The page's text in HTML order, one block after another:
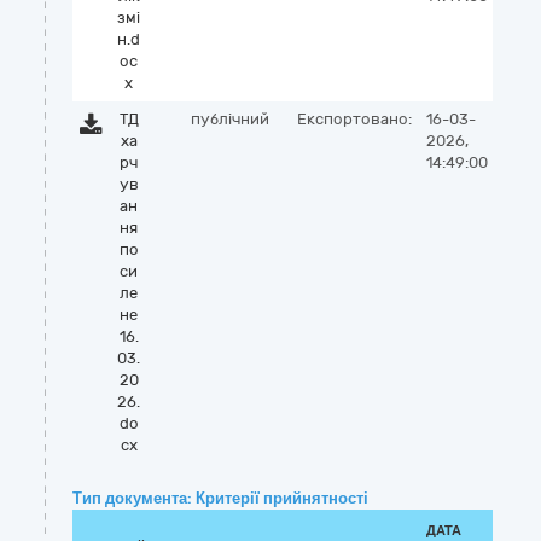
змі
н.d
oc
x
ТД
ха
рч
ув
ан
ня
по
си
ле
не
16.
03.
20
26.
do
cx
публічний Експортовано:
16-03-
2026,
14:49:00
Тип документа: Критерії прийнятності
ДАТА